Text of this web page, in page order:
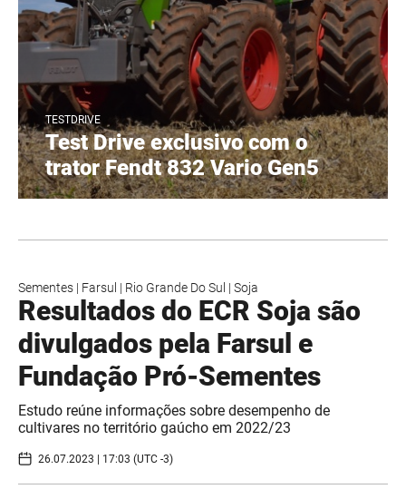
TESTDRIVE
Test Drive exclusivo com o
trator Fendt 832 Vario Gen5
Sementes | Farsul | Rio Grande Do Sul | Soja
Resultados do ECR Soja são
divulgados pela Farsul e
Fundação Pró-Sementes
Estudo reúne informações sobre desempenho de
cultivares no território gaúcho em 2022/23
26.07.2023 | 17:03 (UTC -3)